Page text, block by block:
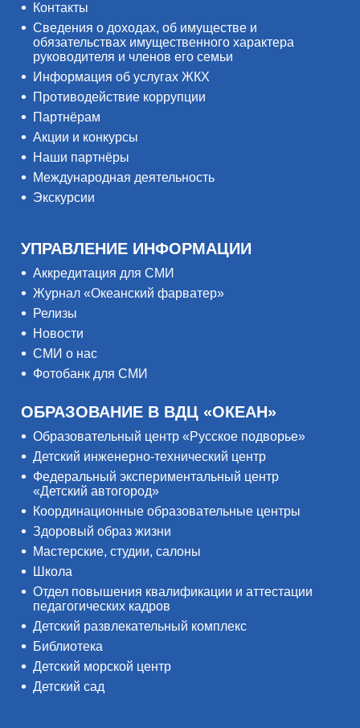
Контакты
Сведения о доходах, об имуществе и
обязательствах имущественного характера
руководителя и членов его семьи
Информация об услугах ЖКХ
Противодействие коррупции
Партнёрам
Акции и конкурсы
Наши партнёры
Международная деятельность
Экскурсии
УПРАВЛЕНИЕ ИНФОРМАЦИИ
Аккредитация для СМИ
Журнал «Океанский фарватер»
Релизы
Новости
СМИ о нас
Фотобанк для СМИ
ОБРАЗОВАНИЕ В ВДЦ «ОКЕАН»
Образовательный центр «Русское подворье»
Детский инженерно-технический центр
Федеральный экспериментальный центр
«Детский автогород»
Координационные образовательные центры
Здоровый образ жизни
Мастерские, студии, салоны
Школа
Отдел повышения квалификации и аттестации
педагогических кадров
Детский развлекательный комплекс
Библиотека
Детский морской центр
Детский сад